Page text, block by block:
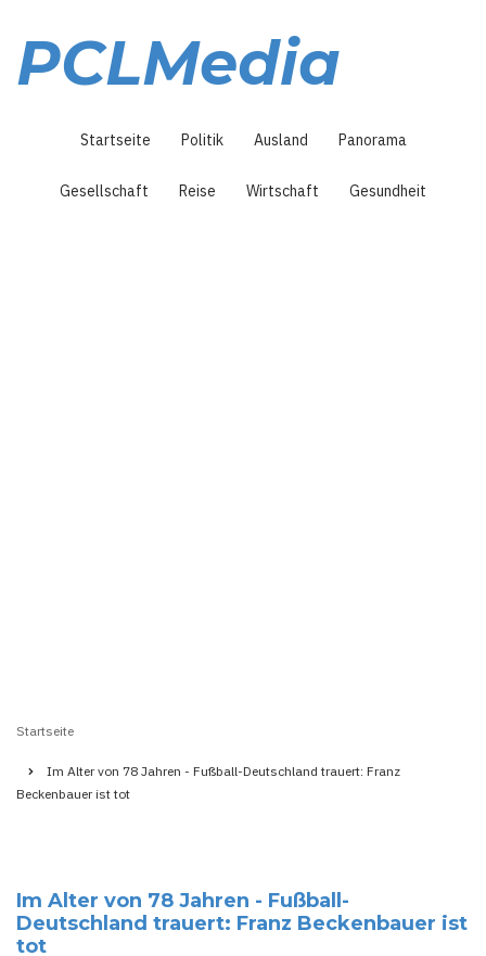
Inhalt
PCLMedia
Startseite Politik Ausland Panorama
Gesellschaft Reise Wirtschaft Gesundheit
Startseite
Im Alter von 78 Jahren - Fußball-Deutschland trauert: Franz
Beckenbauer ist tot
Im Alter von 78 Jahren - Fußball-
Deutschland trauert: Franz Beckenbauer ist
tot